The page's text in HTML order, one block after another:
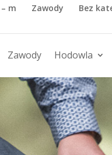
m Zawody Bez
Zawody Hodowla